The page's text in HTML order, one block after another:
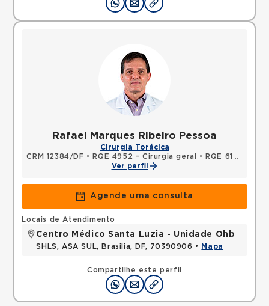
Rafael Marques Ribeiro Pessoa
Cirurgia Torácica
CRM 12384/DF • RQE 4952 - Cirurgia geral •
RQE 6102 - Cirurgia torácica
Ver perfil
Agende uma consulta
Compartilhe este perfil
Locais de Atendimento
Centro Médico Santa Luzia - Unidade Ohb
SHLS, ASA SUL, Brasilia, DF, 70390906 • Mapa